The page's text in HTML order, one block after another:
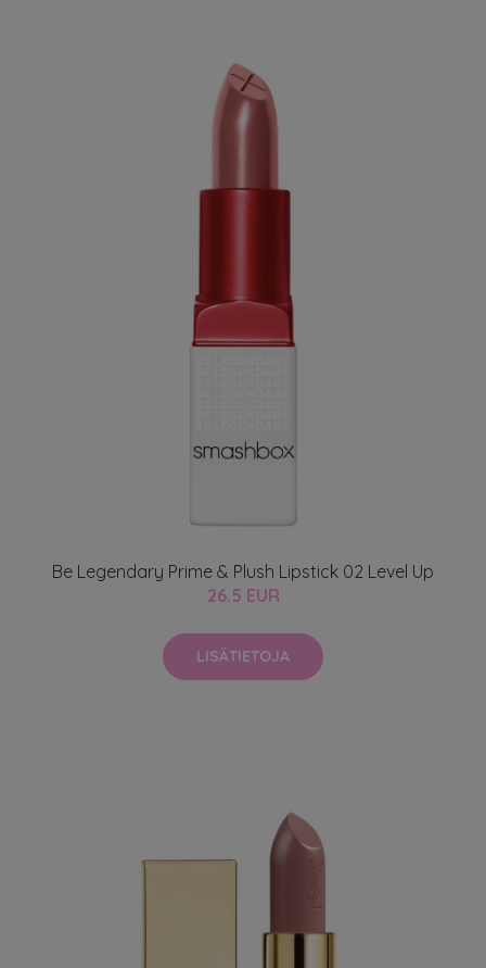
Be Legendary Prime & Plush Lipstick 02 Level Up
26.5 EUR
LISÄTIETOJA